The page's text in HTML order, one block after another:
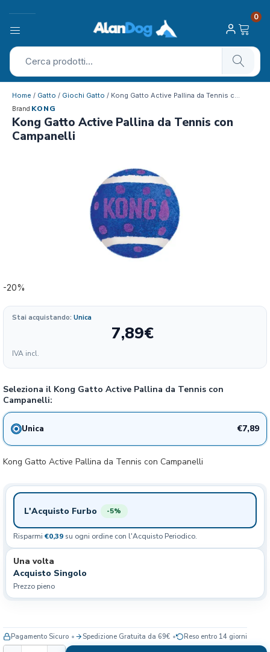
0
Home / Gatto / Giochi Gatto / Kong Gatto Active Pallina da Tennis c…
Brand KONG
Kong Gatto Active Pallina da Tennis con
Campanelli
-20%
Stai acquistando: Unica
7,89€
IVA incl.
Seleziona il Kong Gatto Active Pallina da Tennis con
Campanelli:
Unica €7,89
1 confezione 20% 7.89€
Kong Gatto Active Pallina da Tennis con Campanelli
L'Acquisto Furbo -5%
Risparmi €0,39 su ogni ordine con l'Acquisto Periodico.
Una volta
Acquisto Singolo
Prezzo pieno
Pagamento Sicuro Spedizione Gratuita da 69€ Reso entro 14 giorni